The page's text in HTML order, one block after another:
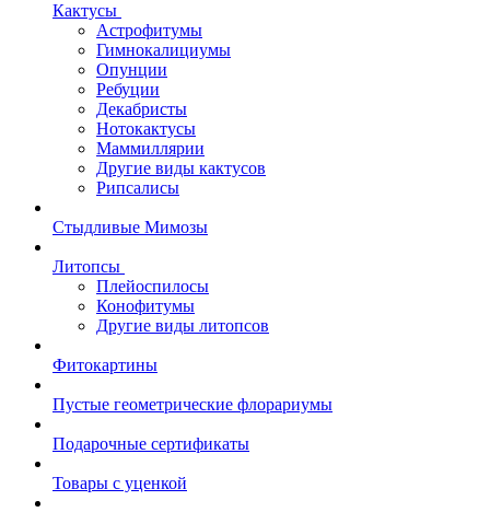
Кактусы
Астрофитумы
Гимнокалициумы
Опунции
Ребуции
Декабристы
Нотокактусы
Маммиллярии
Другие виды кактусов
Рипсалисы
Стыдливые Мимозы
Литопсы
Плейоспилосы
Конофитумы
Другие виды литопсов
Фитокартины
Пустые геометрические флорариумы
Подарочные сертификаты
Товары с уценкой